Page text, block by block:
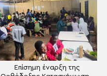
Επίσημη έναρξη της